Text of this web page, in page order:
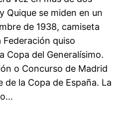
Quique se miden en un
de 1938, camiseta
quiso
Copa del Generalísimo.
o Concurso de Madrid
de la Copa de España. La